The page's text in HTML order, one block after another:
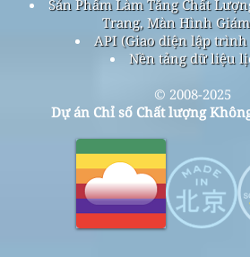
Sản Phẩm Làm Tăng Chất
Trang, Màn Hình Giám
API (Giao diện lập
Nền tảng dữ liệu
© 2008-2025
Dự án Chỉ số Chất lượng